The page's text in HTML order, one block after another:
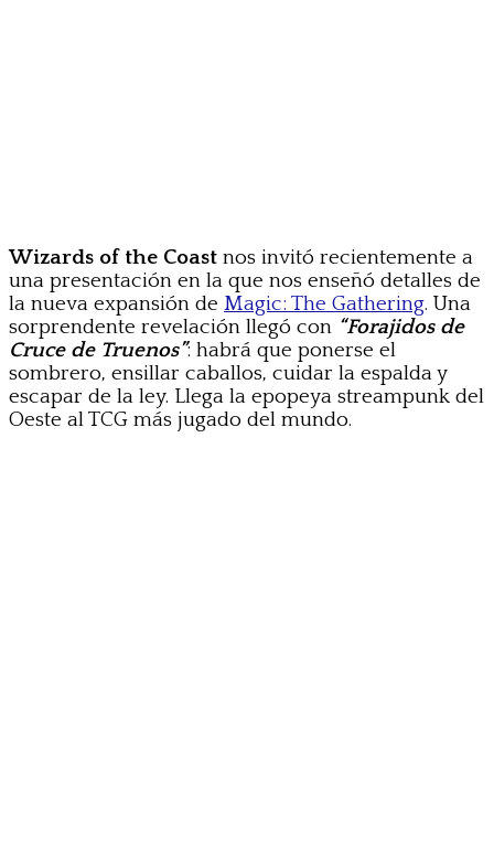
Wizards of the Coast nos invitó recientemente a
una presentación en la que nos enseñó detalles de
la nueva expansión de Magic: The Gathering. Una
sorprendente revelación llegó con “Forajidos de
Cruce de Truenos”: habrá que ponerse el
sombrero, ensillar caballos, cuidar la espalda y
escapar de la ley. Llega la epopeya streampunk del
Oeste al TCG más jugado del mundo.